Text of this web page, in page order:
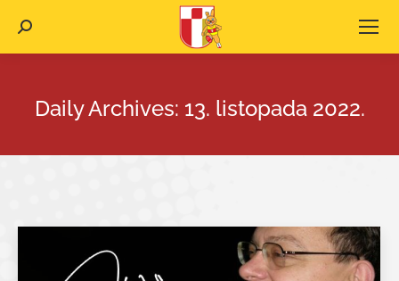
Search:
Daily Archives: 13. listopada 2022.